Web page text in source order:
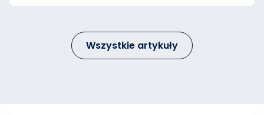
Wszystkie artykuły